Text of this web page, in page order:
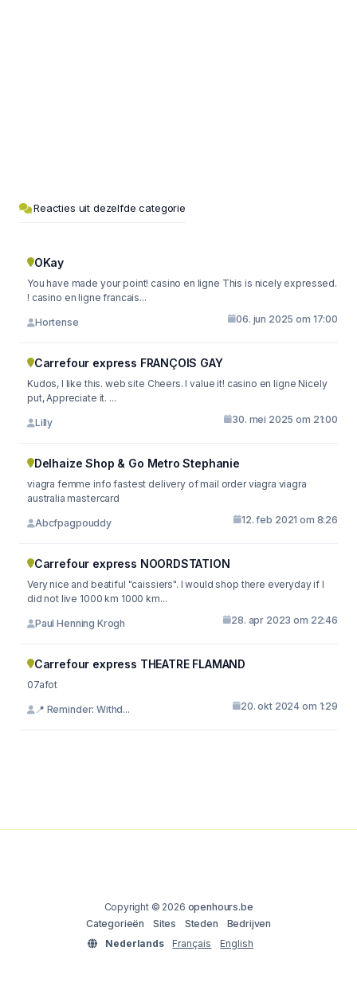
Reacties uit dezelfde categorie
OKay
You have made your point! casino en ligne This is nicely expressed.
! casino en ligne francais...
Hortense 06. jun 2025 om 17:00
Carrefour express FRANÇOIS GAY
Kudos, I like this. web site Cheers. I value it! casino en ligne Nicely
put, Appreciate it. ...
Lilly 30. mei 2025 om 21:00
Delhaize Shop & Go Metro Stephanie
viagra femme info fastest delivery of mail order viagra viagra
australia mastercard
Abcfpagpouddy 12. feb 2021 om 8:26
Carrefour express NOORDSTATION
Very nice and beatiful "caissiers". I would shop there everyday if I
did not live 1000 km 1000 km...
Paul Henning Krogh 28. apr 2023 om 22:46
Carrefour express THEATRE FLAMAND
07afot
📍 Reminder: Withd... 20. okt 2024 om 1:29
Copyright © 2026 openhours.be
Categorieën
Sites Steden
Bedrijven
Nederlands
Français English